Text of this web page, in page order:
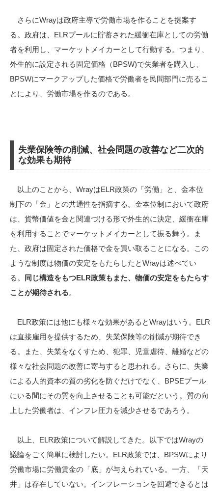
さらにWrayは政府主導で労働市場を作ることを提案す
る。政府は、ELRプールに貯蓄された緩衝在庫としての労働
者を利用し、マーケットメイカーとして行動する。つまり、
外生的に設定される固定価格（BPSW)で失業者を購入し、
BPSWにマークアップした価格で労働者を民間部門に売るこ
とにより、労働市場を作るのである。
失業保険等の削減、社会問題の改善など二次的
な効果も期待
以上のことから、WrayはELR政策の「労働」と、金本位
制下の「金」との共通性を指摘する。金本位制において政府
は、貨幣価値を金と関連づける形で外生的に決定、緩衝在庫
を利用することでマーケットメイカーとして振る舞う。ま
た、政府は固定された価格で金を買い取ることになる。この
ような制度は物価の安定をもたらしたとWrayは述べてい
る。
同じ構造をもつELR政策もまた、物価の安定をもたらす
ことが期待される。
ELR政策には他にも様々な効果があるとWrayはいう。ELR
は直接雇用を提供するため、失業保険等の削減が期待でき
る。また、失業をなくすため、犯罪、児童虐待、離婚などの
様々な社会問題の改善に寄与すると思われる。さらに、失業
による人的資本の質の劣化を防ぐだけでなく、BPSEプール
にいる間にその質を向上させることも可能だという。質の向
上した労働者は、インフレ圧力を減少させるであろう。
以上、ELR政策について解説してきた。以下ではWrayの
議論をごく簡単に検討したい。ELR政策では、BPSWにより
労働市場に労働賃金の「底」が与えられている。一方、「天
井」は存在していない。インフレーションを回避できるとは